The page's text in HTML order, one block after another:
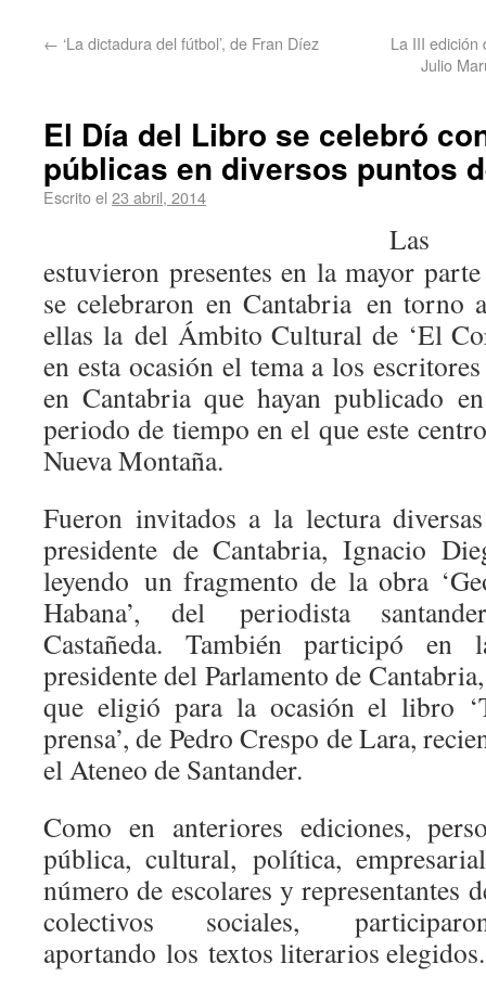
← ‘La dictadura del fútbol’, de Fran Díez
La III edición
Julio
El Día del Libro se celebró
públicas en diversos puntos
Escrito el 23 abril, 2014
Las
estuvieron presentes en la mayor
se celebraron en Cantabria en
ellas la del Ámbito Cultural de ‘El
en esta ocasión el tema a los
en Cantabria que hayan publicado
periodo de tiempo en el que este
Nueva Montaña.
Fueron invitados a la lectura
presidente de Cantabria, Ignacio
leyendo un fragmento de la obra
Habana’, del periodista
Castañeda. También participó
presidente del Parlamento de
que eligió para la ocasión el libro
prensa’, de Pedro Crespo de Lara,
el Ateneo de Santander.
Como en anteriores ediciones,
pública, cultural, política,
número de escolares y representantes
colectivos sociales,
aportando los textos literarios elegidos.